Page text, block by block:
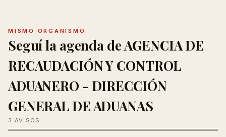
MISMO ORGANISMO
Seguí la agenda de AGENCIA DE
RECAUDACIÓN Y CONTROL
ADUANERO - DIRECCIÓN
GENERAL DE ADUANAS
3 AVISOS